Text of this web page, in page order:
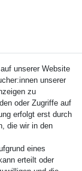
unserer Website
unserer
zu
oder Zugriffe auf
erfolgt erst durch
die wir in den
eines
erteilt oder